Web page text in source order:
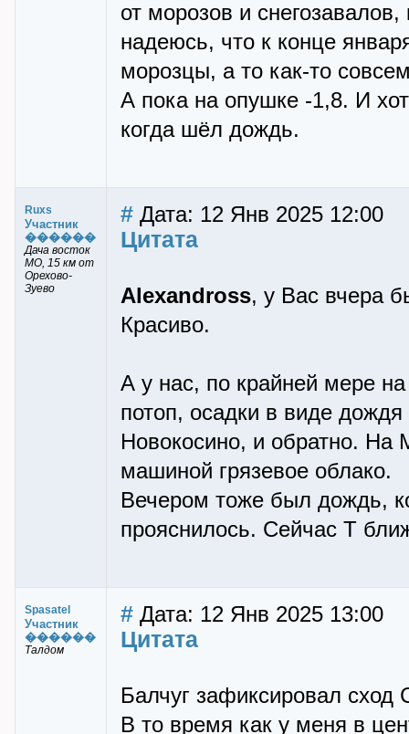
от морозов и
надеюсь, что к конце
морозцы, а то как-то
А пока на опушке -1,8. И
когда шёл дождь.
Ruxs
Участник
������
Дача восток
МО, 15 км от
Орехово-
Зуево
# Дата: 12 Янв 2025 12:00
Цитата
Alexandross, у Вас вчера
Красиво.
А у нас, по крайней мере
потоп, осадки в виде
Новокосино, и обратно.
машиной грязевое облако.
Вечером тоже был дождь,
прояснилось. Сейчас Т
Spasatel
Участник
������
Талдом
# Дата: 12 Янв 2025 13:00
Цитата
Балчуг зафиксировал
В то время как у меня в